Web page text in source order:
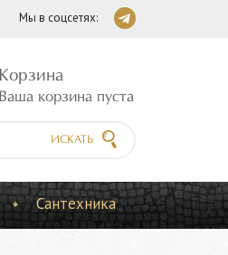
Мы в соцсетях:
Корзина
Ваша корзина пуста
ИСКАТЬ
Сантехника